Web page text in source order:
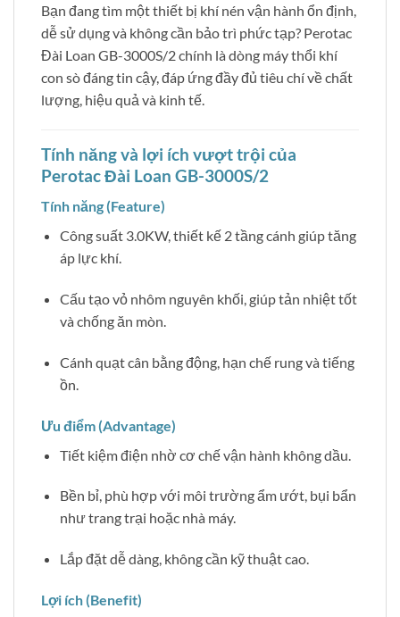
Bạn đang tìm một thiết bị khí nén vận hành ổn định,
dễ sử dụng và không cần bảo trì phức tạp? Perotac
Đài Loan GB-3000S/2 chính là dòng máy thổi khí
con sò đáng tin cậy, đáp ứng đầy đủ tiêu chí về chất
lượng, hiệu quả và kinh tế.
Tính năng và lợi ích vượt trội của
Perotac Đài Loan GB-3000S/2
Tính năng (Feature)
Công suất 3.0KW, thiết kế 2 tầng cánh giúp tăng
áp lực khí.
Cấu tạo vỏ nhôm nguyên khối, giúp tản nhiệt tốt
và chống ăn mòn.
Cánh quạt cân bằng động, hạn chế rung và tiếng
ồn.
Ưu điểm (Advantage)
Tiết kiệm điện nhờ cơ chế vận hành không dầu.
Bền bỉ, phù hợp với môi trường ẩm ướt, bụi bẩn
như trang trại hoặc nhà máy.
Lắp đặt dễ dàng, không cần kỹ thuật cao.
Lợi ích (Benefit)